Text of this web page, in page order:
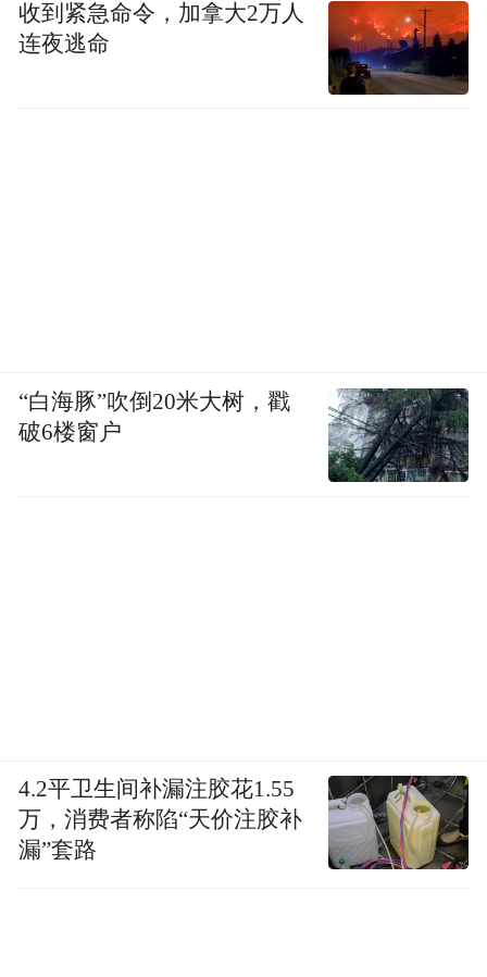
收到紧急命令，加拿大2万人
连夜逃命
“白海豚”吹倒20米大树，戳
破6楼窗户
4.2平卫生间补漏注胶花1.55
万，消费者称陷“天价注胶补
漏”套路